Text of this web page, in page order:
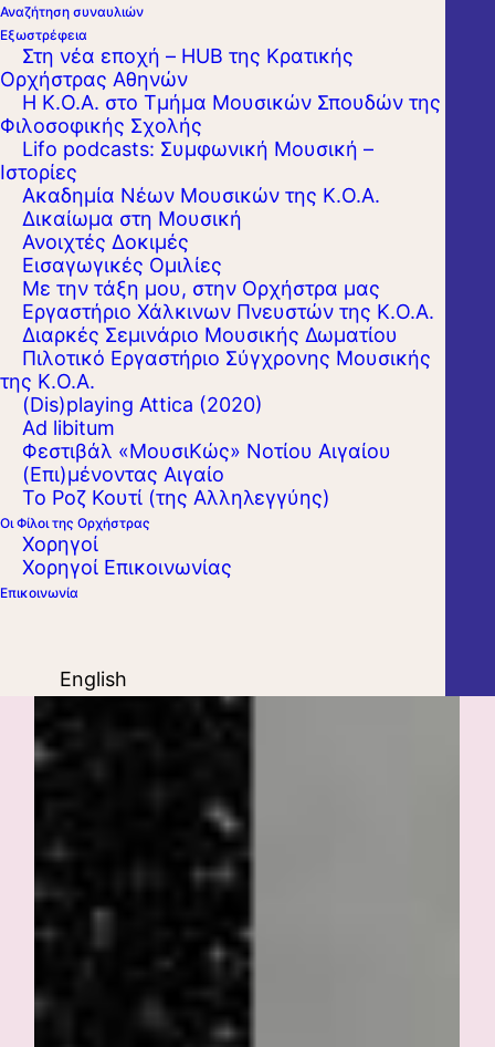
Αναζήτηση συναυλιών
Εξωστρέφεια
Στη νέα εποχή – HUB της Κρατικής
Ορχήστρας Αθηνών
Η Κ.Ο.Α. στο Τμήμα Μουσικών Σπουδών της
Φιλοσοφικής Σχολής
Lifo podcasts: Συμφωνική Μουσική –
Ιστορίες
Ακαδημία Νέων Μουσικών της Κ.Ο.Α.
Δικαίωμα στη Μουσική
Ανοιχτές Δοκιμές
Εισαγωγικές Ομιλίες
Με την τάξη μου, στην Ορχήστρα μας
Εργαστήριo Χάλκινων Πνευστών της Κ.Ο.Α.
Διαρκές Σεμινάριο Μουσικής Δωματίου
Πιλοτικό Εργαστήριο Σύγχρονης Μουσικής
της Κ.Ο.Α.
(Dis)playing Attica (2020)
Ad libitum
Φεστιβάλ «ΜουσιΚώς» Νοτίου Αιγαίου
(Επι)μένοντας Αιγαίο
Το Ροζ Κουτί (της Αλληλεγγύης)
Οι Φίλοι της Ορχήστρας
Χορηγοί
Χορηγοί Επικοινωνίας
Επικοινωνία
English